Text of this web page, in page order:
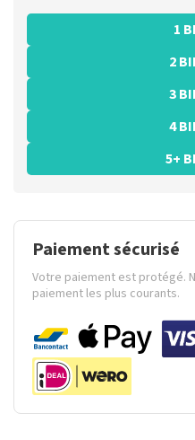
1
2
3
4
5+
Paiement sécurisé
Votre paiement est protégé.
paiement les plus courants.